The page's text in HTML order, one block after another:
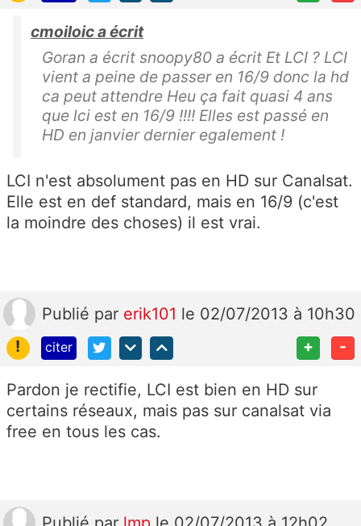
cmoiloic a écrit
Goran a écrit snoopy80 a écrit Et LCI ? LCI
vient a peine de passer en 16/9 donc la hd
ca peut attendre Heu ça fait quasi 4 ans
que lci est en 16/9 !!!! Elles est passé en
HD en janvier dernier egalement !
LCI n'est absolument pas en HD sur Canalsat.
Elle est en def standard, mais en 16/9 (c'est
la moindre des choses) il est vrai.
Publié par erik101 le 02/07/2013 à 10h30
!
citer + -
Pardon je rectifie, LCI est bien en HD sur
certains réseaux, mais pas sur canalsat via
free en tous les cas.